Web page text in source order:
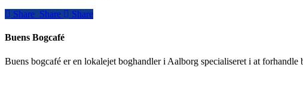
Share
Share Share Share
Buens Bogcafé
Buens bogcafé er en lokalejet boghandler i Aalborg specialiseret i at